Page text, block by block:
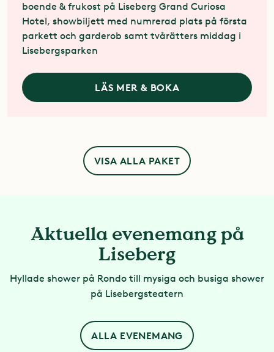
boende & frukost på Liseberg Grand Curiosa
Hotel, showbiljett med numrerad plats på första
parkett och garderob samt tvårätters middag i
Lisebergsparken
LÄS MER & BOKA
VISA ALLA PAKET
Aktuella evenemang på
Liseberg
Hyllade shower på Rondo till mysiga och busiga shower
på Lisebergsteatern
ALLA EVENEMANG